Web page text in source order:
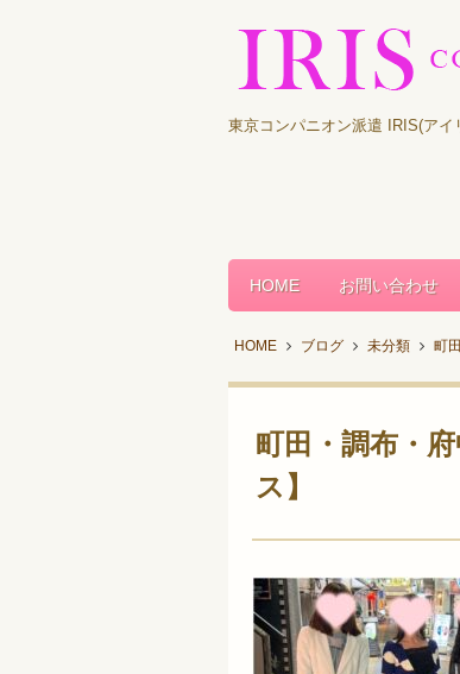
東京コンパニオン派遣 IRIS(アイ
HOME お問い合わせ
HOME ブログ 未分類 町
町田・調布・
ス】